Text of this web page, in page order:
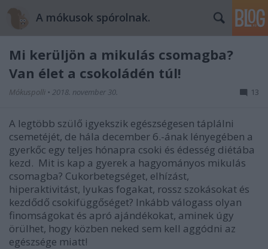
A mókusok spórolnak.
Mi kerüljön a mikulás csomagba?
Van élet a csokoládén túl!
Mókuspolli • 2018. november 30. 13
A legtöbb szülő igyekszik egészségesen táplálni
csemetéjét, de hála december 6.-ának lényegében a
gyerkőc egy teljes hónapra csoki és édesség diétába
kezd. Mit is kap a gyerek a hagyományos mikulás
csomagba? Cukorbetegséget, elhízást,
hiperaktivitást, lyukas fogakat, rossz szokásokat és
kezdődő csokifüggőséget? Inkább válogass olyan
finomságokat és apró ajándékokat, aminek úgy
örülhet, hogy közben neked sem kell aggódni az
egészsége miatt!